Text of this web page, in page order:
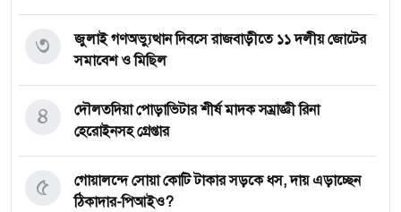
জুলাই গণঅভ্যুত্থান দিবসে রাজবাড়ীতে ১১ দলীয় জো‌টের
সমাবেশ ও মি‌ছিল
৩
দৌলতদিয়া পোড়াভিটার শীর্ষ মাদক সম্রাজ্ঞী রিনা
হেরোইনসহ গ্রেপ্তার
৪
গোয়ালন্দে সোয়া কোটি টাকার সড়কে ধস, দায় এড়াচ্ছেন
ঠিকাদার-পিআইও?
৫